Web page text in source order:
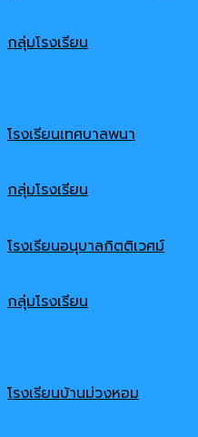
กลุ่มโรงเรียน
โรงเรียนเทศบาลพนา
กลุ่มโรงเรียน
โรงเรียนอนุบาลกิตติเวศม์
กลุ่มโรงเรียน
โรงเรียนบ้านม่วงหอม